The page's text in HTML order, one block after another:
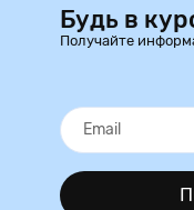
Будь в
Получайте